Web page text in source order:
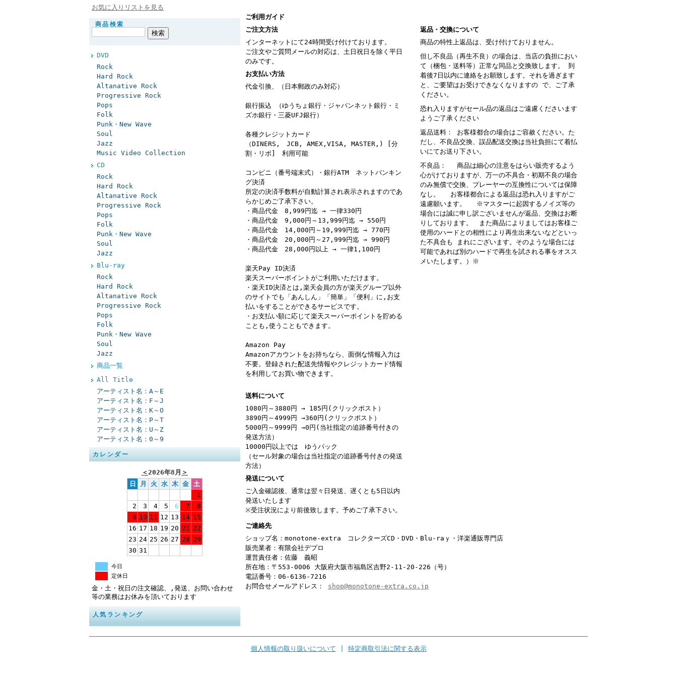
お気に入りリストを見る
商品検索
DVD
Rock
Hard Rock
Altanative Rock
Progressive Rock
Pops
Folk
Punk・New Wave
Soul
Jazz
Music Video Collection
CD
Rock
Hard Rock
Altanative Rock
Progressive Rock
Pops
Folk
Punk・New Wave
Soul
Jazz
Blu-ray
Rock
Hard Rock
Altanative Rock
Progressive Rock
Pops
Folk
Punk・New Wave
Soul
Jazz
商品一覧
All Title
アーティスト名：A～E
アーティスト名：F～J
アーティスト名：K～O
アーティスト名：P～T
アーティスト名：U～Z
アーティスト名：0～9
カレンダー
＜2026年8月 ＞
日
月 火 水 木 金 土
1
2
3 4 5 6 7
8
9 10 11 12 13 14 15
16 17 18 19 20 21 22
23 24 25 26 27 28 29
30 31
今日
定休日
金・土・祝日の注文確認、,発送、お問い合わせ
等の業務はお休みを頂いております
人気ランキング
ご利用ガイド
ご注文方法
インターネットにて24時間受け付けております。
ご注文やご質問メールの対応は、土日祝日を除く平日
のみです。
お支払い方法
代金引換、（日本郵政のみ対応）
銀行振込 （ゆうちょ銀行・ジャパンネット銀行・ミ
ズホ銀行・三菱UFJ銀行）
各種クレジットカード
（DINERS, JCB, AMEX,VISA, MASTER,) [分
割・リボ] 利用可能
コンビニ（番号端末式）・銀行ATM ネットバンキン
グ決済
所定の決済手数料が自動計算され表示されますのであ
らかじめご了承下さい。
・商品代金 8,999円迄 → 一律330円
・商品代金 9,000円～13,999円迄 → 550円
・商品代金 14,000円～19,999円迄 → 770円
・商品代金 20,000円～27,999円迄 → 990円
・商品代金 28,000円以上 → 一律1,100円
楽天Pay ID決済
楽天スーパーポイントがご利用いただけます。
・楽天ID決済とは,楽天会員の方が楽天グループ以外
のサイトでも「あんしん」「簡単」「便利」に,お支
払いをすることができるサービスです。
・お支払い額に応じて楽天スーパーポイントを貯める
ことも,使うこともできます。
Amazon Pay
Amazonアカウントをお持ちなら、面倒な情報入力は
不要。登録された配送先情報やクレジットカード情報
を利用してお買い物できます。
送料について
1080円～3880円 → 185円(クリックポスト）
3890円～4999円 →360円(クリックポスト）
5000円～9999円 →0円(当社指定の追跡番号付きの
発送方法）
10000円以上では ゆうパック
（セール対象の場合は当社指定の追跡番号付きの発送
方法）
発送について
ご入金確認後、通常は翌々日発送、遅くとも5日以内
発送いたします
※受注状況により前後致します。予めご了承下さい。
返品・交換について
商品の特性上返品は、受け付けておりません。
但し不良品（再生不良）の場合は、当店の負担におい
て（梱包・送料等）正常な同品と交換致します。 到
着後7日以内に連絡をお願致します。それを過ぎます
と、ご要望はお受けできなくなりますの で、ご了承
ください。
恐れ入りますがセール品の返品はご遠慮くださいます
ようご了承ください
返品送料： お客様都合の場合はご容赦ください。た
だし、不良品交換、誤品配送交換は当社負担にて着払
いにてお送り下さい。
不良品： 商品は細心の注意をはらい販売するよう
心がけておりますが、万一の不具合・初期不良の場合
のみ無償で交換、プレーヤーの互換性については保障
なし。 お客様都合による返品は恐れ入りますがご
遠慮願います。 ※マスターに起因するノイズ等の
場合には誠に申し訳ございませんが返品、交換はお断
りしております。 また商品によりましてはお客様ご
使用のハードとの相性により再生出来ないなどといっ
た不具合も まれにございます。そのような場合には
可能であれば別のハードで再生を試される事をオスス
メいたします。）※
ご連絡先
ショップ名：monotone-extra コレクターズCD・DVD・Blu-raｙ・洋楽通販専門店
販売業者：有限会社デプロ
運営責任者：佐藤 義昭
所在地：〒553-0006 大阪府大阪市福島区吉野2-11-20-226（号）
電話番号：06-6136-7216
お問合せメールアドレス： shop@monotone-extra.co.jp
個人情報の取り扱いについて 特定商取引法に関する表示